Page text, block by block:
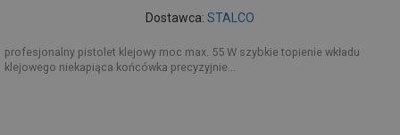
Dostawca: STALCO
profesjonalny pistolet klejowy moc max. 55 W szybkie topienie wkładu
klejowego niekapiąca końcówka precyzyjnie...